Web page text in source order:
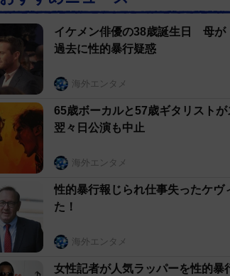
イケメン俳優の38歳誕生日 母が
過去に性的暴行疑惑
海外エンタメ
65歳ボーカルと57歳ギタリスト
翌々日公演も中止
海外エンタメ
性的暴行報じられ仕事失ったケヴ
た！
海外エンタメ
女性記者が人気ラッパーを性的